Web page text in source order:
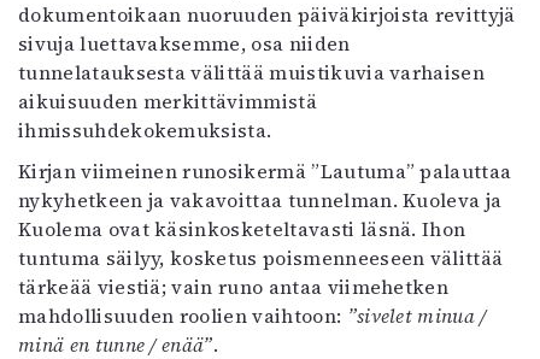
dokumentoikaan nuoruuden päiväkirjoista revittyjä
sivuja luettavaksemme, osa niiden
tunnelatauksesta välittää muistikuvia varhaisen
aikuisuuden merkittävimmistä
ihmissuhdekokemuksista.
Kirjan viimeinen runosikermä ”Lautuma” palauttaa
nykyhetkeen ja vakavoittaa tunnelman. Kuoleva ja
Kuolema ovat käsinkosketeltavasti läsnä. Ihon
tuntuma säilyy, kosketus poismenneeseen välittää
tärkeää viestiä; vain runo antaa viimehetken
mahdollisuuden roolien vaihtoon: ”sivelet minua /
minä en tunne / enää”.